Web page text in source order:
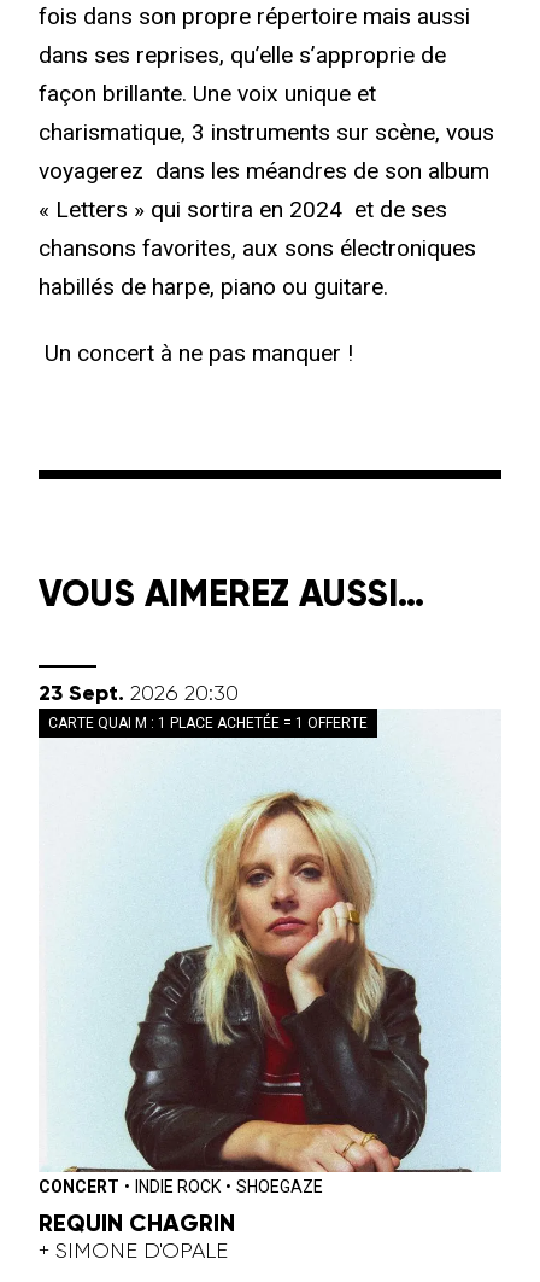
fois dans son propre répertoire mais aussi
dans ses reprises, qu’elle s’approprie de
façon brillante. Une voix unique et
charismatique, 3 instruments sur scène, vous
voyagerez dans les méandres de son album
« Letters » qui sortira en 2024 et de ses
chansons favorites, aux sons électroniques
habillés de harpe, piano ou guitare.
Un concert à ne pas manquer !
VOUS AIMEREZ AUSSI…
23 septembre
Sept. 2026 20:30
CARTE QUAI M : 1 PLACE ACHETÉE = 1 OFFERTE
CONCERT • INDIE ROCK • SHOEGAZE
REQUIN CHAGRIN
+ SIMONE D'OPALE